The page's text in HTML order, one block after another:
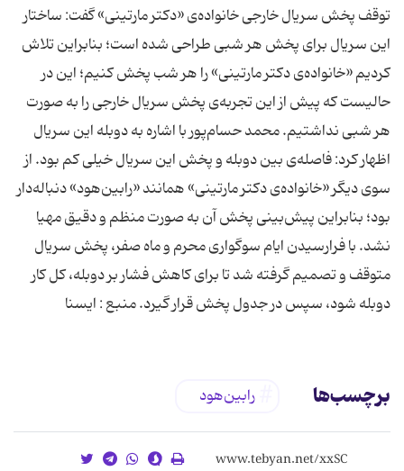
توقف پخش سریال خارجی خانواده‌ی «دكتر مارتینی» گفت: ساختار
این سریال برای پخش هر شبی طراحی شده است؛ بنابراین تلاش
كردیم «خانواده‌ی دكتر مارتینی» را هر شب پخش كنیم؛ این در
حالیست كه پیش از این تجربه‌ی پخش سریال خارجی را به صورت
هر شبی نداشتیم. محمد حسام‌پور با اشاره به دوبله این سریال
اظهار كرد: فاصله‌ی بین دوبله و پخش این سریال خیلی كم بود. از
سوی دیگر «خانواده‌ی دكتر مارتینی» همانند «رابین‌هود» دنباله‌دار
بود؛ بنابراین پیش‌بینی پخش آن به صورت منظم و دقیق مهیا
نشد. با فرارسیدن ایام سوگواری محرم و ماه صفر، پخش سریال
متوقف و تصمیم گرفته شد تا برای كاهش فشار بر دوبله، كل كار
دوبله شود، سپس در جدول پخش قرار گیرد. منبع : ایسنا
برچسب‌ها رابین‌هود